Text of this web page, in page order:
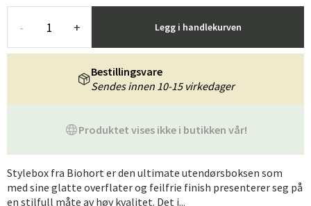
- + Legg i handlekurven
Produktet vises ikke i butikken vår!
Bestillingsvare
Sendes innen 10-15 virkedager
Stylebox fra Biohort er den ultimate utendørsboksen som
med sine glatte overflater og feilfrie finish presenterer seg på
en stilfull måte av høy kvalitet. Det i...